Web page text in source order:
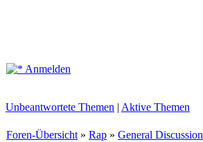
Anmelden
Unbeantwortete Themen | Aktive Themen
Foren-Übersicht » Rap » General Discussion